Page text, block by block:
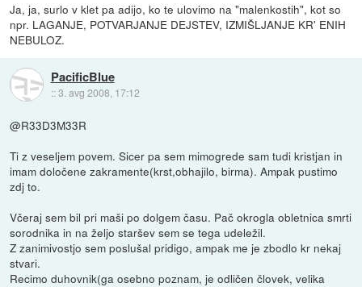
Ja, ja, surlo v klet pa adijo, ko te ulovimo na "malenkostih", kot so
npr. LAGANJE, POTVARJANJE DEJSTEV, IZMIŠLJANJE KR' ENIH
NEBULOZ.
PacificBlue
::3. avg 2008, 17:12
@R33D3M33R
Ti z veseljem povem. Sicer pa sem mimogrede sam tudi kristjan in
imam določene zakramente(krst,obhajilo, birma). Ampak pustimo
zdj to.
Včeraj sem bil pri maši po dolgem času. Pač okrogla obletnica smrti
sorodnika in na željo staršev sem se tega udeležil.
Z zanimivostjo sem poslušal pridigo, ampak me je zbodlo kr nekaj
stvari.
Recimo duhovnik(ga osebno poznam, je odličen človek, velika